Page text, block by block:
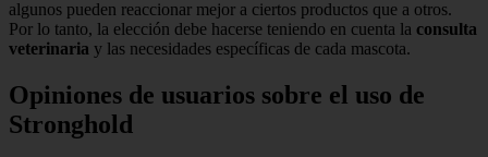
algunos pueden reaccionar mejor a ciertos productos que a otros.
Por lo tanto, la elección debe hacerse teniendo en cuenta la consulta
veterinaria y las necesidades específicas de cada mascota.
Opiniones de usuarios sobre el uso de
Stronghold